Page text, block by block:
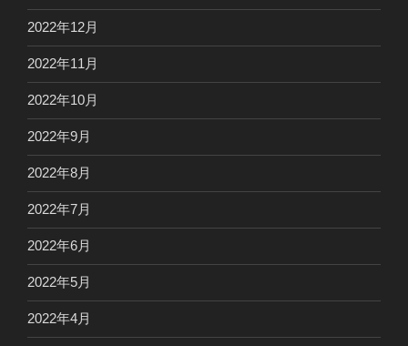
2022年12月
2022年11月
2022年10月
2022年9月
2022年8月
2022年7月
2022年6月
2022年5月
2022年4月